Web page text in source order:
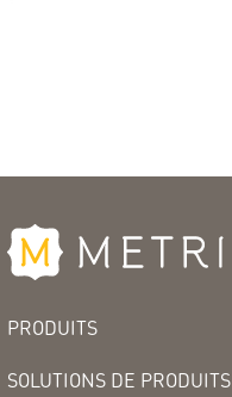
PRODUITS
SOLUTIONS DE PRODUITS